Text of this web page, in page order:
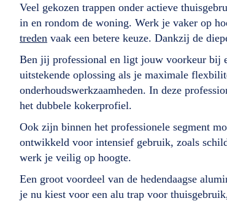
Veel gekozen trappen onder actieve
in en rondom de woning. Werk je vaker op
treden vaak een betere keuze. Dankzij de
Ben jij professional en ligt jouw voorkeur bij
uitstekende oplossing als je maximale
onderhoudswerkzaamheden. In deze
het dubbele kokerprofiel.
Ook zijn binnen het professionele segment
ontwikkeld voor intensief gebruik, zoals
werk je veilig op hoogte.
Een groot voordeel van de hedendaagse
je nu kiest voor een alu trap voor